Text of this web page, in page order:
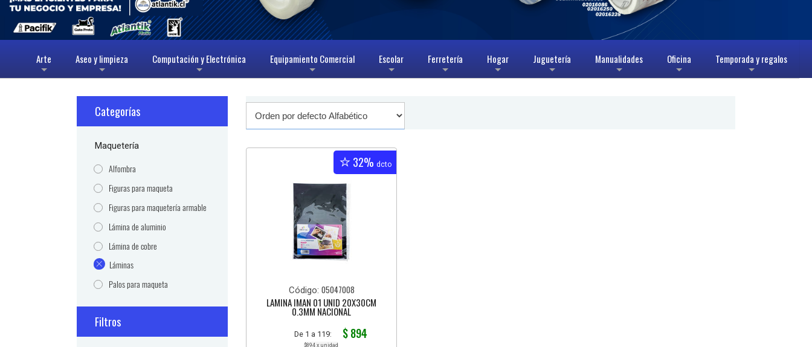
+
Arte
+
Aseo y limpieza
+
Computación y Electrónica
+
Equipamiento Comercial
+
Escolar
+
Ferretería
+
Hogar
+
Juguetería
+
Manualidades
+
Oficina
+
Temporada y regalos
Categorías
Maquetería
Alfombra
Figuras para maqueta
Figuras para maquetería armable
Lámina de aluminio
Lámina de cobre
Láminas
Palos para maqueta
Filtros
32% dcto
Código: 05047008
LAMINA IMAN 01 UNID 20X30CM
0.3MM NACIONAL
De 1 a 119: $ 894
$894 x unidad